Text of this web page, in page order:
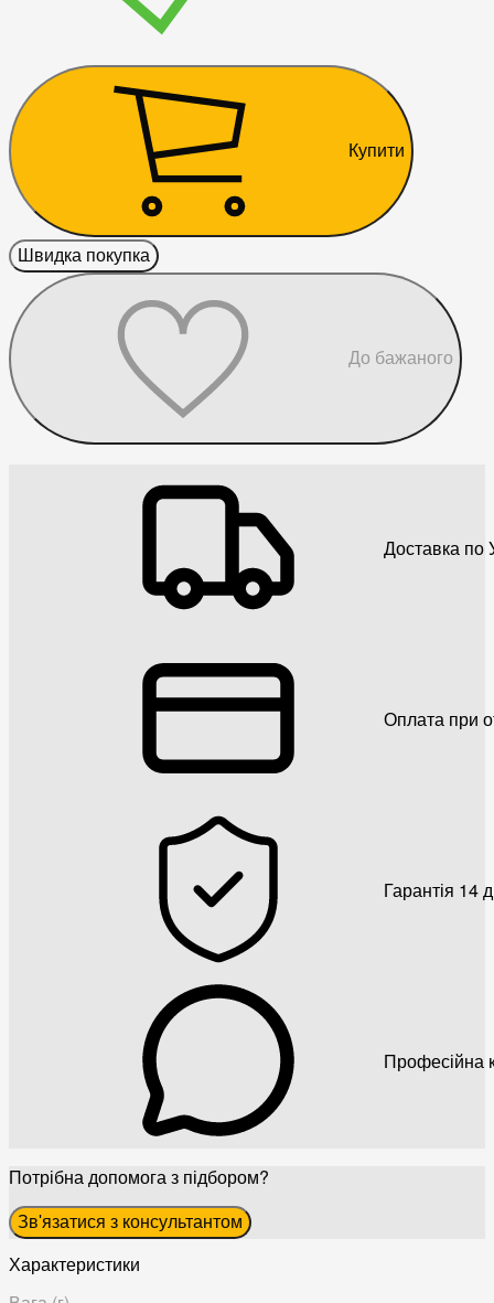
Купити
Швидка покупка
До бажаного
Доставка по
Оплата при
Гарантія 14
Професійна
Потрібна допомога з підбором?
Зв'язатися з консультантом
Характеристики